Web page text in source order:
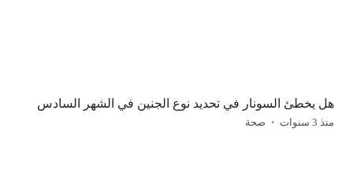
هل يخطئ السونار في تحديد نوع الجنين في الشهر السادس
منذ 3 سنوات صحة